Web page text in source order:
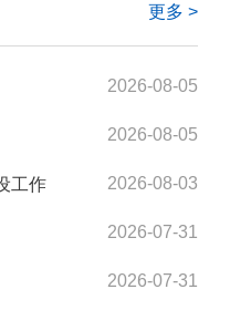
更多 >
2026-08-05
2026-08-05
工作 2026-08-03
2026-07-31
2026-07-31